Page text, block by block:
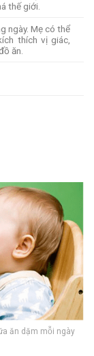
thế giới.
ngày. Mẹ có thể
thích vị giác,
ăn.
ăn dặm mỗi ngày